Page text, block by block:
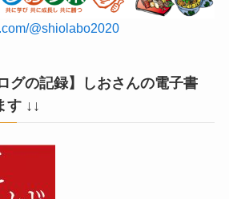
@shiolabo2020
グの記録】しおさんの電子書
す ↓↓